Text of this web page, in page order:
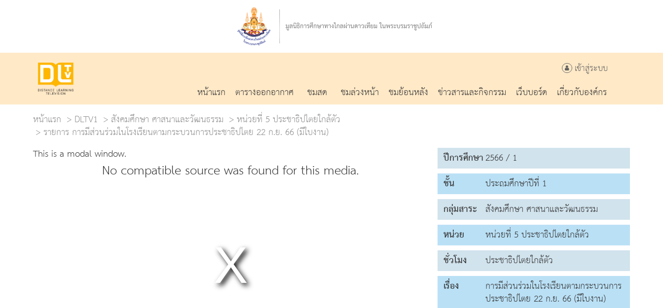
เข้าสู่ระบบ
หน้าแรก ตารางออกอากาศ ชมสด ชมล่วงหน้า ชมย้อนหลัง ข่าวสารและกิจกรรม เว็บบอร์ด
เกี่ยวกับองค์กร
หน้าแรก
DLTV1 สังคมศึกษา ศาสนาและวัฒนธรรม หน่วยที่ 5 ประชาธิปไตยใกล้ตัว
รายการ การมีส่วนร่วมในโรงเรียนตามกระบวนการประชาธิปไตย 22 ก.ย. 66 (มีใบงาน)
This is a modal window.
No compatible source was found for this media.
ปีการศึกษา2566 / 1
ชั้น
ประถมศึกษาปีที่ 1
กลุ่มสาระ สังคมศึกษา ศาสนาและวัฒนธรรม
หน่วย
หน่วยที่ 5 ประชาธิปไตยใกล้ตัว
ชั่วโมง
ประชาธิปไตยใกล้ตัว
เรื่อง
การมีส่วนร่วมในโรงเรียนตามกระบวนการ
ประชาธิปไตย 22 ก.ย. 66 (มีใบงาน)